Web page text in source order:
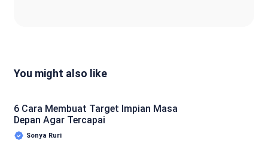
You might also like
6 Cara Membuat Target Impian Masa
Depan Agar Tercapai
Sonya Ruri